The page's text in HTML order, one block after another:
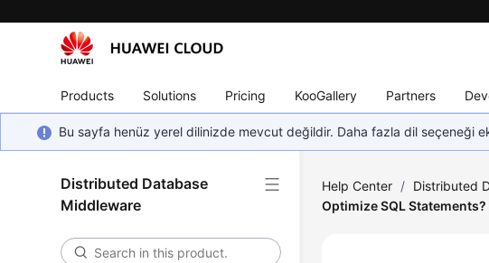
Products Solutions Pricing KooGallery Partners
Bu sayfa henüz yerel dilinizde mevcut değildir. Daha fazla dil seçeneği
Distributed Database
Middleware
Help Center / Distributed
Optimize SQL Statements?